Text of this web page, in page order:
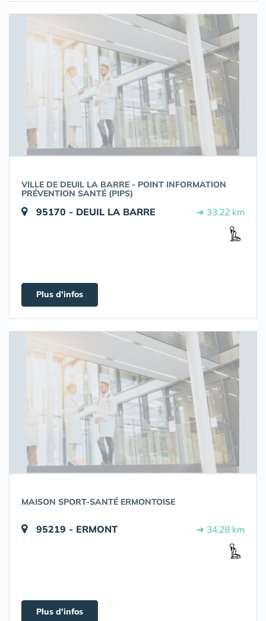
VILLE DE DEUIL LA BARRE - POINT INFORMATION
PRÉVENTION SANTÉ (PIPS)
95170 - DEUIL LA BARRE ➔ 33.22 km
Plus d'infos
MAISON SPORT-SANTÉ ERMONTOISE
95219 - ERMONT ➔ 34.28 km
Plus d'infos